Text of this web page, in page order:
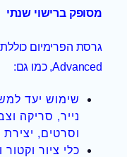
מסופק ברישוי שנתי
Advanced, כמו גם:
נייר, סריקה
וסרטים,
כלי ציור